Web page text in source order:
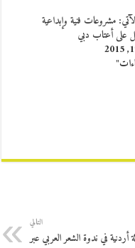
مشروعات فنية وإبداعية
على أعتاب دبي
التالي
أردنية في ندوة الشعر العربي عبر